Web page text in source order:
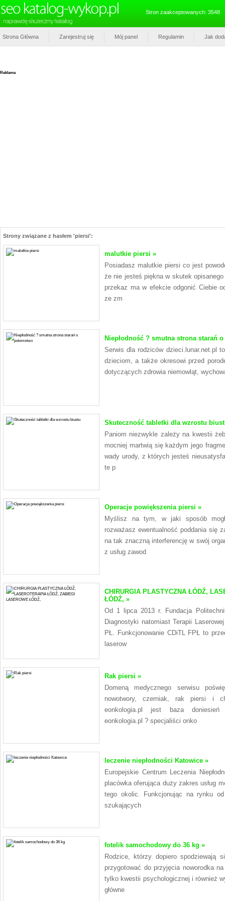
Stron zaakceptowanych: 3548
Strona Główna Zarejestruj się Mój panel Regulamin Jak
Reklama
Strony związane z hasłem 'piersi':
malutkie piersi »
Posiadasz malutkie piersi co jest
że nie jesteś piękna w skutek
przekaz ma w efekcie odgonić Ciebie
ze zm
Niepłodność ? smutna strona starań
Serwis dla rodziców dzieci.lunar.net.pl
dzieciom, a także okresowi przed
dotyczących zdrowia niemowląt,
Skuteczność tabletki dla wzrostu
Paniom niezwykle zależy na kwestii
mocniej martwią się każdym jego
wady urody, z których jesteś
te p
Operacje powiększenia piersi »
Myślisz na tym, w jaki sposób
rozważasz ewentualność poddania się
na tak znaczną interferencję w swój
z usług zawod
CHIRURGIA PLASTYCZNA ŁÓDŹ,
ŁÓDŹ, »
Od 1 lipca 2013 r. Fundacja
Diagnostyki natomiast Terapii
PŁ. Funkcjonowanie CDiTL FPŁ to
laserow
Rak piersi »
Domeną medycznego serwisu
nowotwory, czerniak, rak piersi i
eonkologia.pl jest baza doniesień
eonkologia.pl ? specjaliści onko
leczenie niepłodności Katowice »
Europejskie Centrum Leczenia
placówka oferująca duży zakres usług
tego okolic. Funkcjonując na rynku
szukających
fotelik samochodowy do 36 kg »
Rodzice, którzy dopiero spodziewają
przygotować do przyjęcia noworodka
tylko kwestii psychologicznej i również
główne